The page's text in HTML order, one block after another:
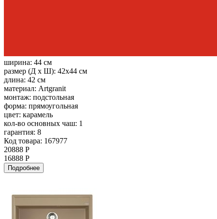
ширина: 44 см
размер (Д х Ш): 42x44 см
длина: 42 см
материал: Artgranit
монтаж: подстольная
форма: прямоугольная
цвет: карамель
кол-во основных чаш: 1
гарантия: 8
Код товара: 167977
20888 Р
16888 Р
Подробнее